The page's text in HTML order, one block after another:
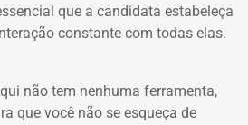
que a candidata estabeleça
constante com todas elas.
não tem nenhuma ferramenta,
que você não se esqueça de